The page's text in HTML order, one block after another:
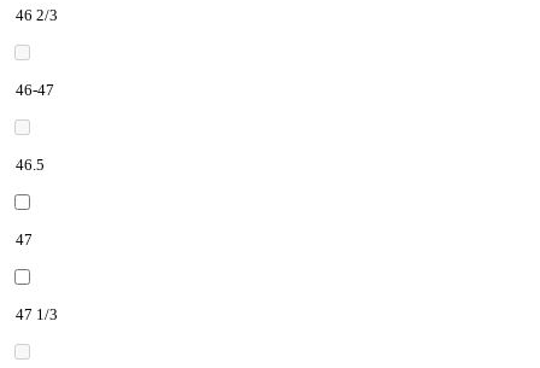
46 2/3
46-47
46.5
47
47 1/3